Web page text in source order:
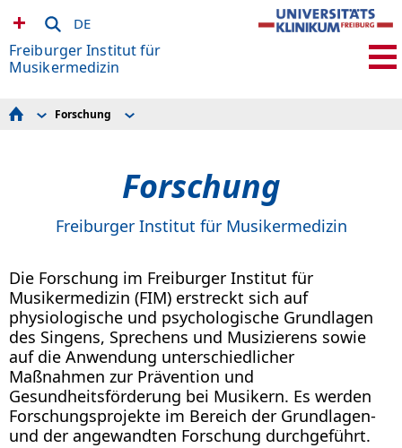
DE
Freiburger Institut für
Musikermedizin
Organigramm Ambulanz
Homepage des FIM an der Hochschule für Musik Freiburg
Forschung
Forschung
Freiburger Institut für Musikermedizin
Die Forschung im Freiburger Institut für
Musikermedizin (FIM) erstreckt sich auf
physiologische und psychologische Grundlagen
des Singens, Sprechens und Musizierens sowie
auf die Anwendung unterschiedlicher
Maßnahmen zur Prävention und
Gesundheitsförderung bei Musikern. Es werden
Forschungsprojekte im Bereich der Grundlagen-
und der angewandten Forschung durchgeführt.